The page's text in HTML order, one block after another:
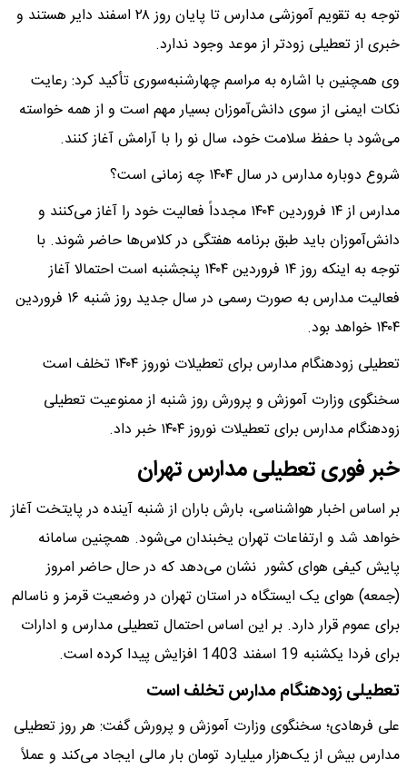
توجه به تقویم آموزشی مدارس تا پایان روز ۲۸ اسفند دایر هستند و
خبری از تعطیلی زودتر از موعد وجود ندارد.
وی همچنین با اشاره به مراسم چهارشنبه‌سوری تأکید کرد: رعایت
نکات ایمنی از سوی دانش‌آموزان بسیار مهم است و از همه خواسته
می‌شود با حفظ سلامت خود، سال نو را با آرامش آغاز کنند.
شروع دوباره مدارس در سال ۱۴۰۴ چه زمانی است؟
مدارس از ۱۴ فروردین ۱۴۰۴ مجدداً فعالیت خود را آغاز می‌کنند و
دانش‌آموزان باید طبق برنامه هفتگی در کلاس‌ها حاضر شوند. با
توجه به اینکه روز ۱۴ فروردین ۱۴۰۴ پنجشنبه است احتمالا آغاز
فعالیت مدارس به صورت رسمی در سال جدید روز شنبه ۱۶ فروردین
۱۴۰۴ خواهد بود.
تعطیلی زودهنگام مدارس برای تعطیلات نوروز ۱۴۰۴ تخلف است
سخنگوی وزارت آموزش و پرورش روز شنبه از ممنوعیت تعطیلی
زودهنگام مدارس برای تعطیلات نوروز ۱۴۰۴ خبر داد.
خبر فوری تعطیلی مدارس تهران
بر اساس اخبار هواشناسی، بارش باران از شنبه آینده در پایتخت آغاز
خواهد شد و ارتفاعات تهران یخبندان می‌شود. همچنین سامانه
پایش کیفی هوای کشور نشان می‌دهد که در حال حاضر امروز
(جمعه) هوای یک ایستگاه در استان تهران در وضعیت قرمز و ناسالم
برای عموم قرار دارد. بر این اساس احتمال تعطیلی مدارس و ادارات
برای فردا یکشنبه 19 اسفند 1403 افزایش پیدا کرده است.
تعطیلی زودهنگام مدارس تخلف است
علی فرهادی؛ سخنگوی وزارت آموزش و پرورش گفت: هر روز تعطیلی
مدارس بیش از یک‌هزار میلیارد تومان بار مالی ایجاد می‌کند و عملاً